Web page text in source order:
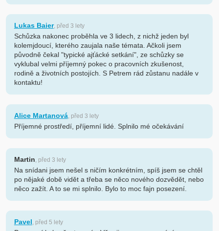
Lukas Baier, před 3 lety
Schůzka nakonec proběhla ve 3 lidech, z nichž jeden byl
kolemjdoucí, kterého zaujala naše témata. Ačkoli jsem
původně čekal "typické ajťácké setkání", ze schůzky se
vyklubal velmi příjemný pokec o pracovních zkušenost,
rodině a životních postojích. S Petrem rád zůstanu nadále v
kontaktu!
Alice Martanová, před 3 lety
Příjemné prostředí, příjemní lidé. Splnilo mé očekávání
Martin, před 3 lety
Na snídani jsem nešel s ničím konkrétním, spíš jsem se chtěl
po nějaké době vidět a třeba se něco nového dozvědět, nebo
něco zažít. A to se mi splnilo. Bylo to moc fajn posezení.
Pavel, před 5 lety